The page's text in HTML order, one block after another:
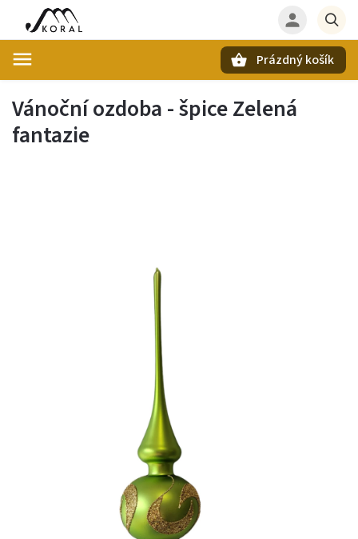
Prázdný košík
Vánoční ozdoba - špice Zelená
fantazie